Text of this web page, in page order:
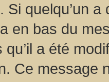
Si quelqu’un
en bas du
a été
Ce message